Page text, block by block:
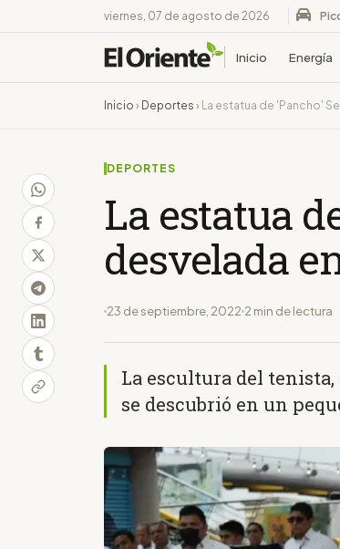
viernes, 07 de agosto de 2026
Inicio Energía
Inicio › Deportes › La estatua de 'Pancho'
DEPORTES
La estatua
desvelada
23 de septiembre, 2022 2 min de lectura
La escultura del
se descubrió en un